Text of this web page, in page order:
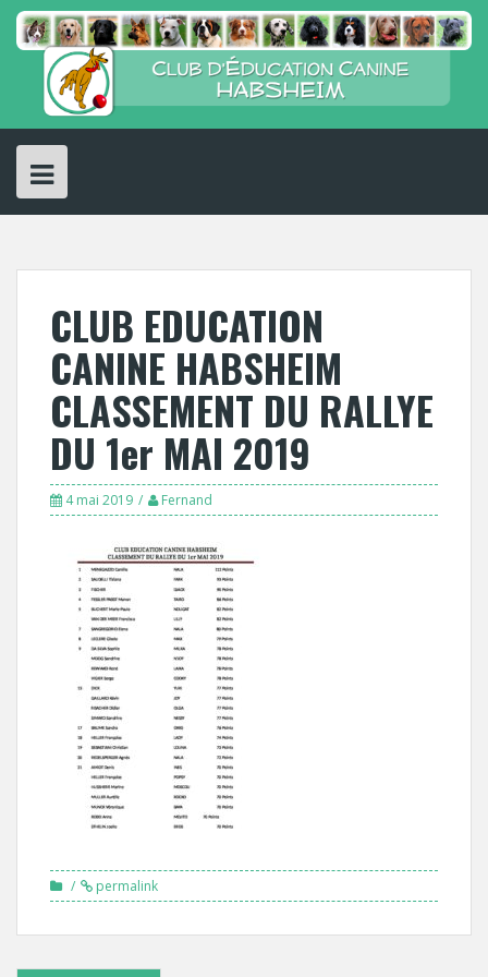
Skip
content
CLUB EDUCATION
CANINE HABSHEIM
CLASSEMENT DU RALLYE
DU 1er MAI 2019
4 mai 2019 Fernand
permalink